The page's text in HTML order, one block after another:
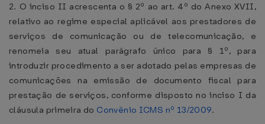
2. O inciso II acrescenta o § 2º ao art. 4º do Anexo XVII,
relativo ao regime especial aplicável aos prestadores de
serviços de comunicação ou de telecomunicação, e
renomeia seu atual parágrafo único para § 1º, para
introduzir procedimento a ser adotado pelas empresas de
comunicações na emissão de documento fiscal para
prestação de serviços, conforme disposto no inciso I da
cláusula primeira do Convênio ICMS nº 13/2009.